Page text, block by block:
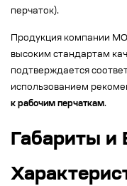
перчаток).
Продукция компании
высоким стандартам
подтверждается
использованием
к рабочим перчаткам.
Габариты и